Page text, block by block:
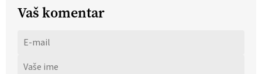
Vaš komentar